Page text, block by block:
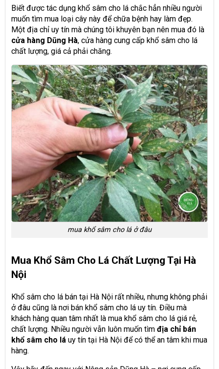
Biết được tác dụng khổ sâm cho lá chắc hẳn nhiều người
muốn tìm mua loại cây này để chữa bệnh hay làm đẹp.
Một địa chỉ uy tín mà chúng tôi khuyên bạn nên mua đó là
cửa hàng Dũng Hà, cửa hàng cung cấp khổ sâm cho lá
chất lượng, giá cả phải chăng.
mua khổ sâm cho lá ở đâu
Mua Khổ Sâm Cho Lá Chất Lượng Tại Hà
Nội
Khổ sâm cho lá bán tại Hà Nội rất nhiều, nhưng không phải
ở đâu cũng là nơi bán khổ sâm cho lá uy tín. Điều mà
khách hàng quan tâm nhất là mua khổ sâm cho lá giá rẻ,
chất lượng. Nhiều người vẫn luôn muốn tìm địa chỉ bán
khổ sâm cho lá uy tín tại Hà Nội để có thể an tâm khi mua
hàng.